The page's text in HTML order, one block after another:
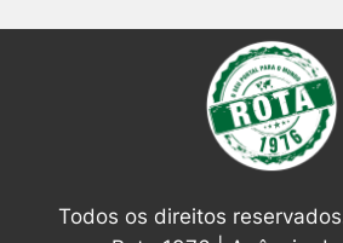
Todos os direitos